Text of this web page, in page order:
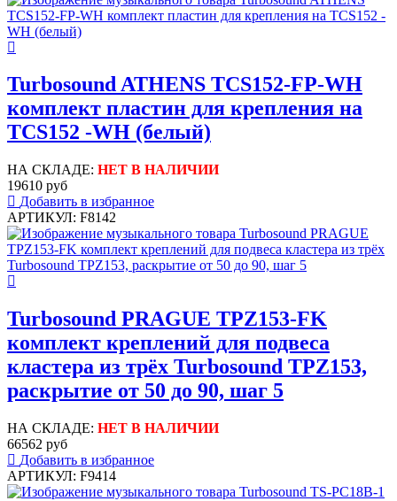
Turbosound ATHENS TCS152-FP-WH
комплект пластин для крепления на
TCS152 -WH (белый)
НА СКЛАДЕ: НЕТ В НАЛИЧИИ
19610 руб
Добавить в избранное
АРТИКУЛ: F8142
Turbosound PRAGUE TPZ153-FK
комплект креплений для подвеса
кластера из трёх Turbosound TPZ153,
раскрытие от 50 до 90, шаг 5
НА СКЛАДЕ: НЕТ В НАЛИЧИИ
66562 руб
Добавить в избранное
АРТИКУЛ: F9414